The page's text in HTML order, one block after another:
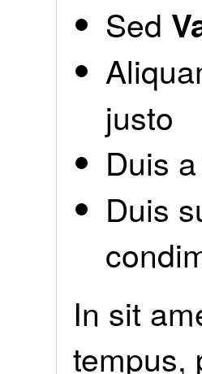
Sed
justo
Duis a
Duis
In sit
tempus,